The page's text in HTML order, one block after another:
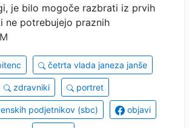
je bilo mogoče razbrati iz prvih
ne potrebujejo praznih
četrta vlada janeza janše
zdravniki portret
podjetnikov (sbc) objavi